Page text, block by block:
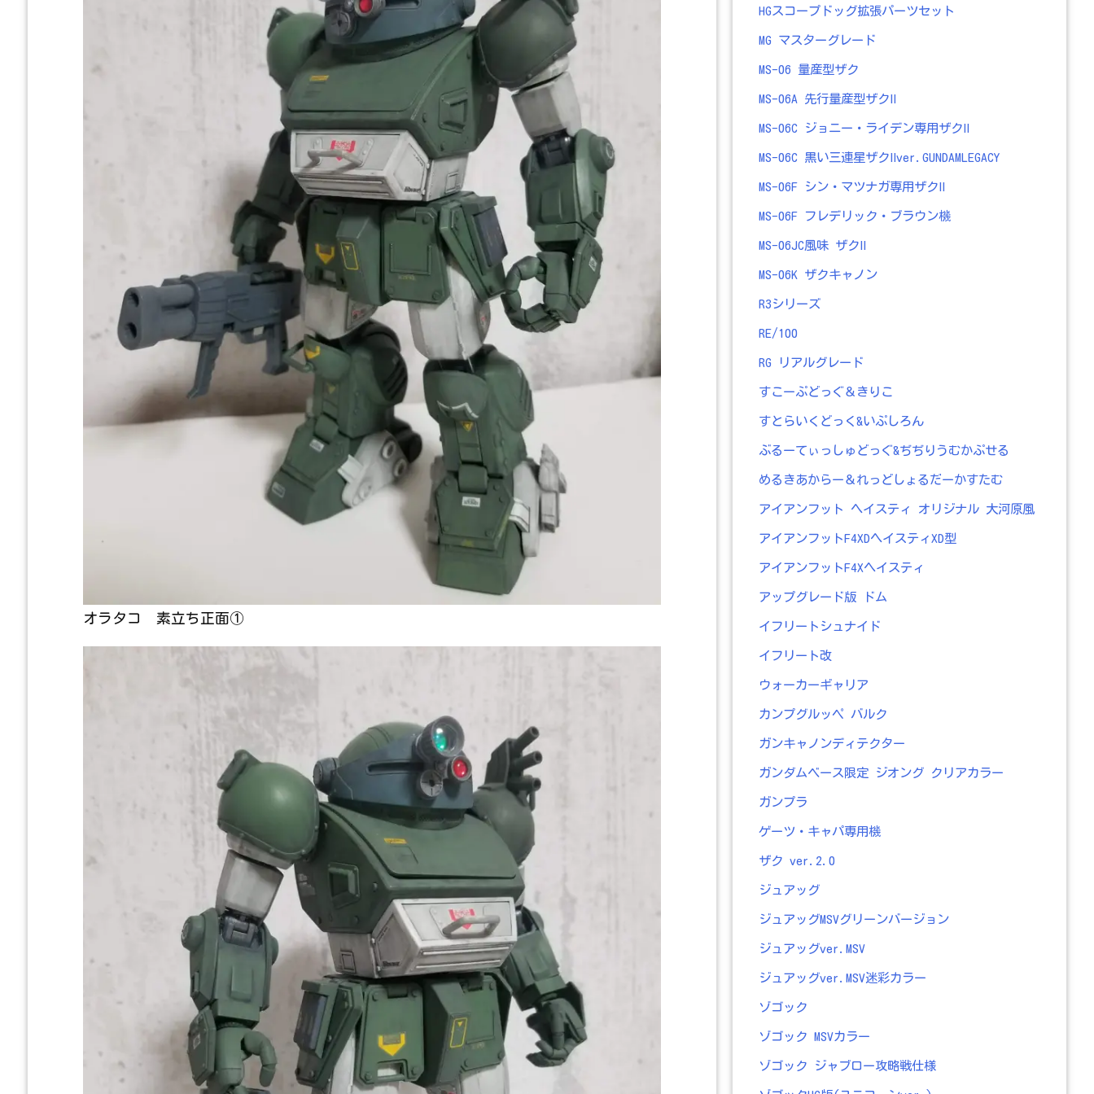
オラタコ 素立ち正面①
HGスコープドッグ拡張パーツセット
MG マスターグレード
MS-06 量産型ザク
MS-06A 先行量産型ザクⅡ
MS-06C ジョニー・ライデン専用ザクⅡ
MS-06C 黒い三連星ザクⅡver.GUNDAMLEGACY
MS-06F シン・マツナガ専用ザクⅡ
MS-06F フレデリック・ブラウン機
MS-06JC風味 ザクⅡ
MS-06K ザクキャノン
R3シリーズ
RE/100
RG リアルグレード
すこーぷどっぐ＆きりこ
すとらいくどっく&いぷしろん
ぶるーてぃっしゅどっぐ&ぢぢりうむかぷせる
めるきあからー＆れっどしょるだーかすたむ
アイアンフット ヘイスティ オリジナル 大河原風
アイアンフットF4XDヘイスティXD型
アイアンフットF4Xヘイスティ
アップグレード版 ドム
イフリートシュナイド
イフリート改
ウォーカーギャリア
カンプグルッペ バルク
ガンキャノンディテクター
ガンダムベース限定 ジオング クリアカラー
ガンプラ
ゲーツ・キャパ専用機
ザク ver.2.0
ジュアッグ
ジュアッグMSVグリーンバージョン
ジュアッグver.MSV
ジュアッグver.MSV迷彩カラー
ゾゴック
ゾゴック MSVカラー
ゾゴック ジャブロー攻略戦仕様